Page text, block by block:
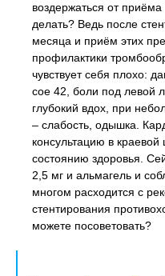
воздержаться от
делать? Ведь после
месяца и приём этих
профилактики
чувствует себя плохо:
сое 42, боли под левой
глубокий вдох, при
– слабость, одышка.
консультацию в
состоянию здоровья.
2,5 мг и альмагель и
многом расходится с
стентирования
можете посоветовать?